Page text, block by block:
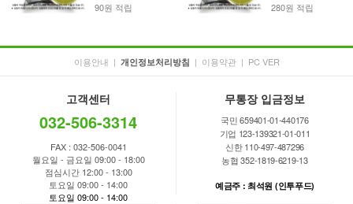
90원 적립 280원 적립
이용안내 | 개인정보처리방침 | 이용약관 | PC VER
고객센터
032-506-3314
FAX : 032-506-0041
월요일 - 금요일 09:00 - 18:00
점심시간 12:00 - 13:00
토요일 09:00 - 14:00
토요일 09:00 - 14:00
무통장 입금정보
국민 659401-01-440176
기업 123-139321-01-011
신한 110-497-487296
농협 352-1819-6219-13
예금주 : 최석원 (인투푸드)